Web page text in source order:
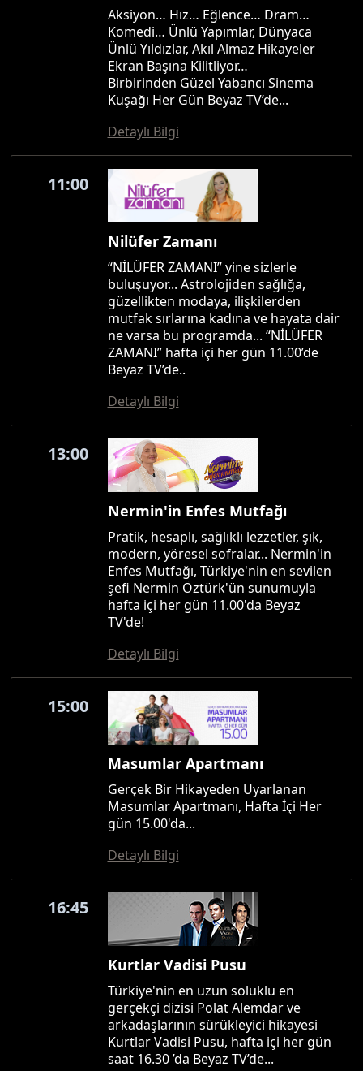
Aksiyon… Hız… Eğlence… Dram…
Komedi… Ünlü Yapımlar, Dünyaca
Ünlü Yıldızlar, Akıl Almaz Hikayeler
Ekran Başına Kilitliyor…
Birbirinden Güzel Yabancı Sinema
Kuşağı Her Gün Beyaz TV’de...
Detaylı Bilgi
11:00
Nilüfer Zamanı
“NİLÜFER ZAMANI” yine sizlerle
buluşuyor... Astrolojiden sağlığa,
güzellikten modaya, ilişkilerden
mutfak sırlarına kadına ve hayata dair
ne varsa bu programda... “NİLÜFER
ZAMANI” hafta içi her gün 11.00’de
Beyaz TV’de..
Detaylı Bilgi
13:00
Nermin'in Enfes Mutfağı
Pratik, hesaplı, sağlıklı lezzetler, şık,
modern, yöresel sofralar... Nermin'in
Enfes Mutfağı, Türkiye'nin en sevilen
şefi Nermin Öztürk'ün sunumuyla
hafta içi her gün 11.00'da Beyaz
TV'de!
Detaylı Bilgi
15:00
Masumlar Apartmanı
Gerçek Bir Hikayeden Uyarlanan
Masumlar Apartmanı, Hafta İçi Her
gün 15.00'da...
Detaylı Bilgi
16:45
Kurtlar Vadisi Pusu
Türkiye'nin en uzun soluklu en
gerçekçi dizisi Polat Alemdar ve
arkadaşlarının sürükleyici hikayesi
Kurtlar Vadisi Pusu, hafta içi her gün
saat 16.30 ’da Beyaz TV’de...